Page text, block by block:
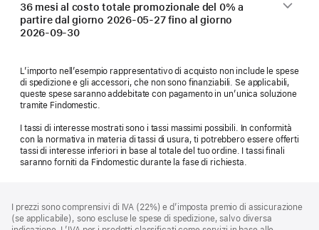
36 mesi al costo totale promozionale del 0% a
partire dal giorno 2026-05-27fino al giorno
2026-09-30
L’importo nell’esempio rappresentativo di acquisto non include le spese
di spedizione e gli accessori, che non sono finanziabili. Se applicabili,
queste spese saranno addebitate con pagamento in un’unica soluzione
tramite Findomestic.
I tassi di interesse mostrati sono i tassi massimi possibili. In conformità
con la normativa in materia di tassi di usura, ti potrebbero essere offerti
tassi di interesse inferiori in base al totale del tuo ordine. I tassi finali
saranno forniti da Findomestic durante la fase di richiesta.
di
a
piè
I prezzi sono comprensivi di IVA (22%) e d’imposta premio di assicurazione
(se applicabile), sono escluse le spese di spedizione, salvo diversa